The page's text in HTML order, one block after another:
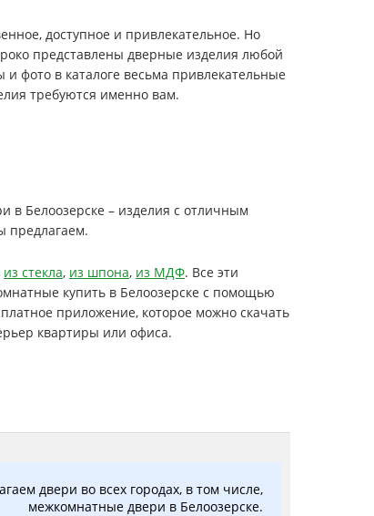
доступное и привлекательное. Но
представлены дверные изделия любой
фото в каталоге весьма привлекательные
требуются именно вам.
в Белоозерске – изделия с отличным
предлагаем.
из стекла, из шпона, из МДФ. Все эти
купить в Белоозерске с помощью
приложение, которое можно скачать
квартиры или офиса.
двери во всех городах, в том числе,
межкомнатные двери в Белоозерске.